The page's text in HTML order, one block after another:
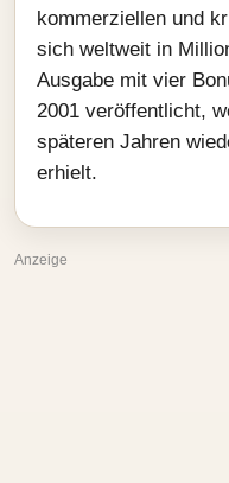
kommerziellen und
sich weltweit in
Ausgabe mit vier
2001 veröffentlicht,
späteren Jahren
erhielt.
Anzeige